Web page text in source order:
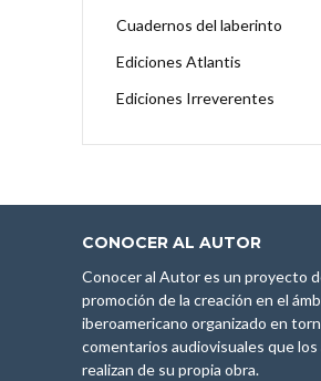
Cuadernos del laberinto
Ediciones Atlantis
Ediciones Irreverentes
CONOCER AL AUTOR
Conocer al Autor es un proyecto
promoción de la creación en el
iberoamericano organizado en
comentarios audiovisuales que
realizan de su propia obra.